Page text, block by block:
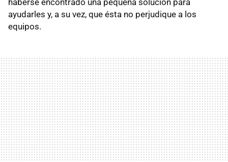
ayudarles y, a su vez, que ésta no perjudique a los
equipos.